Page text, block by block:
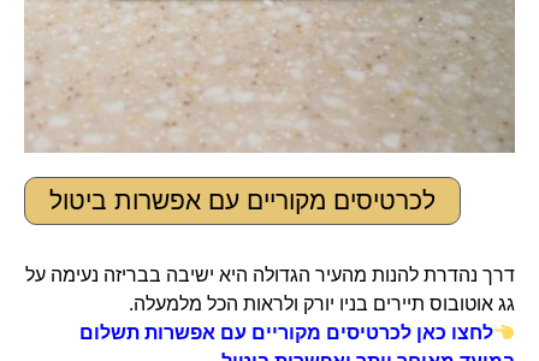
לכרטיסים מקוריים עם אפשרות ביטול
דרך נהדרת להנות מהעיר הגדולה היא ישיבה בבריזה נעימה על
גג אוטובוס תיירים בניו יורק ולראות הכל מלמעלה.
לחצו כאן לכרטיסים מקוריים עם אפשרות תשלום